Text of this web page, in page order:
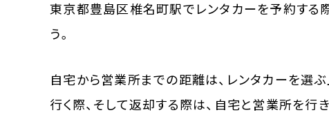
東京都豊島区椎名町駅でレンタカーを予約する
う。
自宅から営業所までの距離は、レンタカーを選
行く際、そして返却する際は、自宅と営業所を行